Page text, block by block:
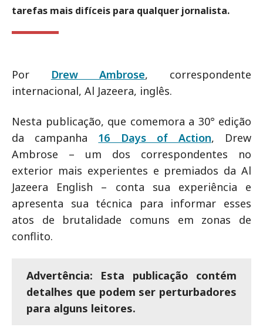
tarefas mais difíceis para qualquer jornalista.
Por Drew Ambrose, correspondente
internacional, Al Jazeera, inglês.
Nesta publicação, que comemora a 30° edição
da campanha 16 Days of Action, Drew
Ambrose – um dos correspondentes no
exterior mais experientes e premiados da Al
Jazeera English – conta sua experiência e
apresenta sua técnica para informar esses
atos de brutalidade comuns em zonas de
conflito.
Advertência: Esta publicação contém
detalhes que podem ser perturbadores
para alguns leitores.